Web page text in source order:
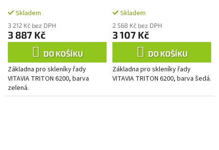
Skladem
3 212 Kč bez DPH
3 887 Kč
DO KOŠÍKU
Základna pro skleníky řady
VITAVIA TRITON 6200, barva
zelená.
Skladem
2 568 Kč bez DPH
3 107 Kč
DO KOŠÍKU
Základna pro skleníky řady
VITAVIA TRITON 6200, barva šedá.